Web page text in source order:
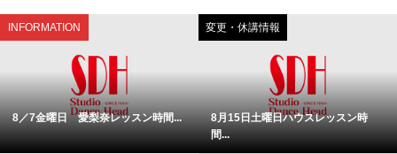
INFORMATION
8／7金曜日 愛梨奈レッスン時間...
変更・休講情報
8月15日土曜日ハウスレッスン時
間...